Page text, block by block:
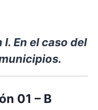
En el caso del
01 – B